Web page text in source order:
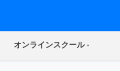
オンラインスクール(current)